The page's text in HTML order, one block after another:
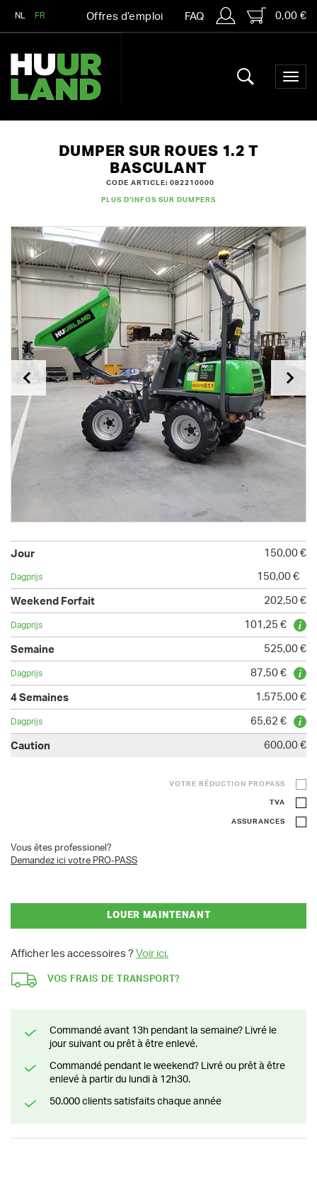
NL FR Offres d’emploi FAQ 0,00 €
DUMPER SUR ROUES 1.2 T
BASCULANT
CODE ARTICLE: 082210000
PLUS D'INFOS SUR DUMPERS
150,00 €
150,00 €
202,50 €
101,25 €
525,00 €
87,50 €
1.575,00 €
65,62 €
600,00 €
VOTRE RÉDUCTION PROPASS
TVA
ASSURANCES
Vous êtes professionel?
Demandez ici votre PRO-PASS
LOUER MAINTENANT
Afficher les accessoires ? Voir ici.
VOS FRAIS DE TRANSPORT?
Commandé avant 13h pendant la semaine? Livré le
jour suivant ou prêt à être enlevé.
Commandé pendant le weekend? Livré ou prêt à être
enlevé à partir du lundi à 12h30.
50.000 clients satisfaits chaque année